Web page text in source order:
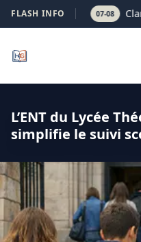
FLASH INFO 07-08
L’ENT du Lycée
simplifie le suivi